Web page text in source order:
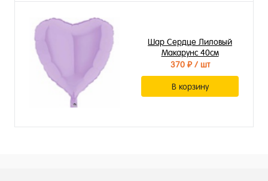
Шар Сердце Лиловый
Макарунс 40см
370 ₽/ шт
В корзину